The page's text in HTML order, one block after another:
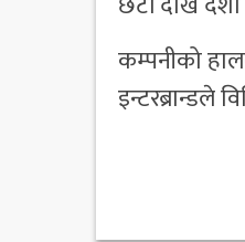
कम्पनीको
इन्टरब्रान्डले